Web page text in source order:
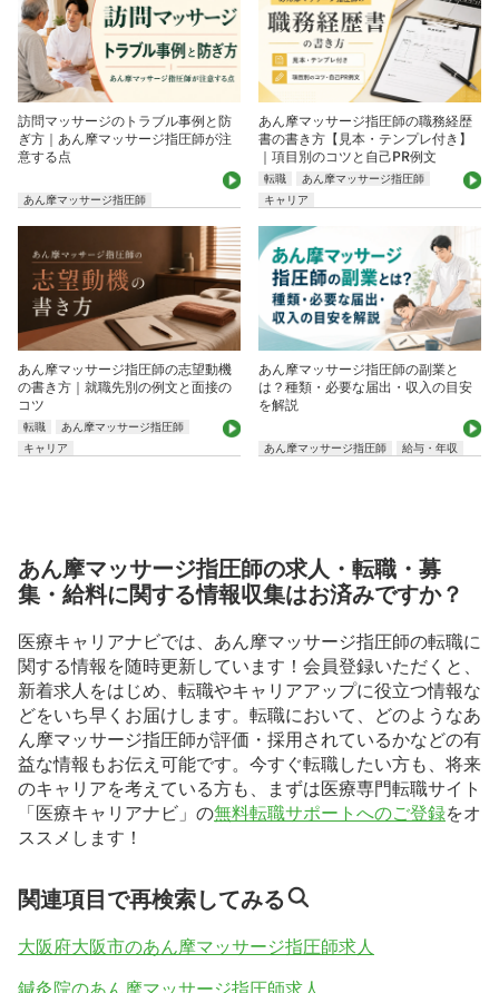
訪問マッサージのトラブル事例と防
ぎ方｜あん摩マッサージ指圧師が注
意する点
あん摩マッサージ指圧師
あん摩マッサージ指圧師の職務経歴
書の書き方【見本・テンプレ付き】
｜項目別のコツと自己PR例文
転職
あん摩マッサージ指圧師
キャリア
あん摩マッサージ指圧師の志望動機
の書き方｜就職先別の例文と面接の
コツ
転職
あん摩マッサージ指圧師
キャリア
あん摩マッサージ指圧師の副業と
は？種類・必要な届出・収入の目安
を解説
あん摩マッサージ指圧師 給与・年収
あん摩マッサージ指圧師の求人・転職・募
集・給料に関する情報収集はお済みですか？
医療キャリアナビでは、あん摩マッサージ指圧師の転職に
関する情報を随時更新しています！会員登録いただくと、
新着求人をはじめ、転職やキャリアアップに役立つ情報な
どをいち早くお届けします。転職において、どのようなあ
ん摩マッサージ指圧師が評価・採用されているかなどの有
益な情報もお伝え可能です。今すぐ転職したい方も、将来
のキャリアを考えている方も、まずは医療専門転職サイト
「医療キャリアナビ」の無料転職サポートへのご登録をオ
ススメします！
関連項目で再検索してみる
大阪府大阪市のあん摩マッサージ指圧師求人